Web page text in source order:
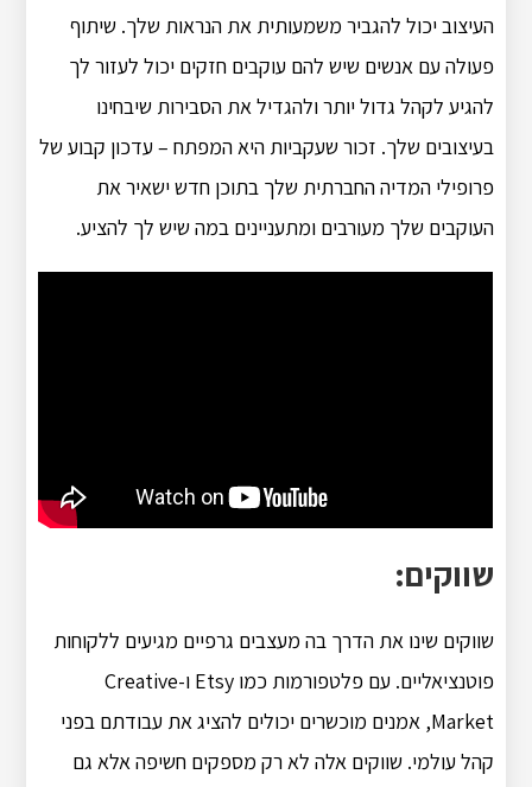
העיצוב יכול להגביר משמעותית את הנראות שלך. שיתוף
פעולה עם אנשים שיש להם עוקבים חזקים יכול לעזור לך
להגיע לקהל גדול יותר ולהגדיל את הסבירות שיבחינו
בעיצובים שלך. זכור שעקביות היא המפתח – עדכון קבוע של
פרופילי המדיה החברתית שלך בתוכן חדש ישאיר את
העוקבים שלך מעורבים ומתעניינים במה שיש לך להציע.
שווקים:
שווקים שינו את הדרך בה מעצבים גרפיים מגיעים ללקוחות
פוטנציאליים. עם פלטפורמות כמו Etsy ו-Creative
Market, אמנים מוכשרים יכולים להציג את עבודתם בפני
קהל עולמי. שווקים אלה לא רק מספקים חשיפה אלא גם